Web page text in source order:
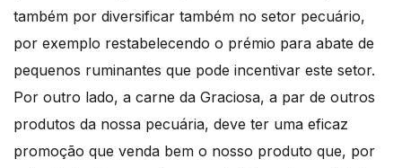
também por diversificar também no setor pecuário,
por exemplo restabelecendo o prémio para abate de
pequenos ruminantes que pode incentivar este setor.
Por outro lado, a carne da Graciosa, a par de outros
produtos da nossa pecuária, deve ter uma eficaz
promoção que venda bem o nosso produto que, por